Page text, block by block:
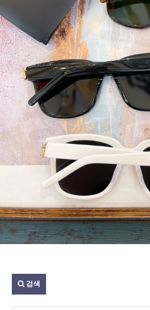
검색